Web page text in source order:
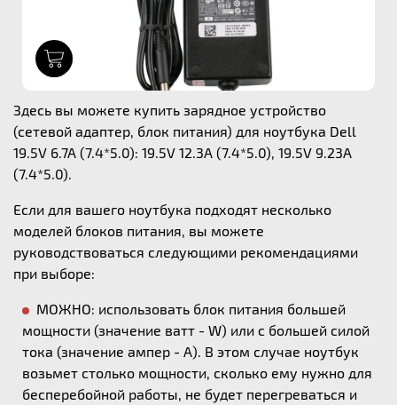
Здесь вы можете купить зарядное устройство
(сетевой адаптер, блок питания) для ноутбука Dell
19.5V 6.7A (7.4*5.0): 19.5V 12.3A (7.4*5.0), 19.5V 9.23A
(7.4*5.0).
Если для вашего ноутбука подходят несколько
моделей блоков питания, вы можете
руководствоваться следующими рекомендациями
при выборе:
МОЖНО: использовать блок питания большей
мощности (значение ватт - W) или с большей силой
тока (значение ампер - А). В этом случае ноутбук
возьмет столько мощности, сколько ему нужно для
бесперебойной работы, не будет перегреваться и